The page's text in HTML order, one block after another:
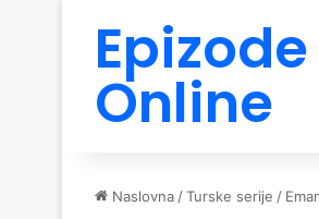
Epizode
Online
Naslovna /Turske serije /